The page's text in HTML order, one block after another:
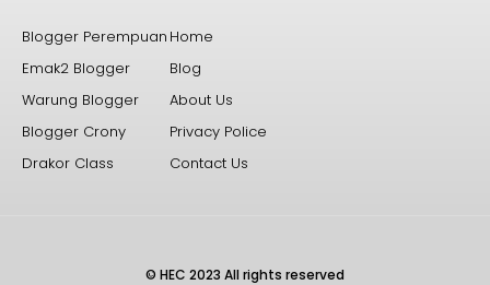
Blogger Perempuan
Emak2 Blogger
Warung Blogger
Blogger Crony
Drakor Class
Home
Blog
About Us
Privacy Police
Contact Us
© HEC 2023 All rights reserved